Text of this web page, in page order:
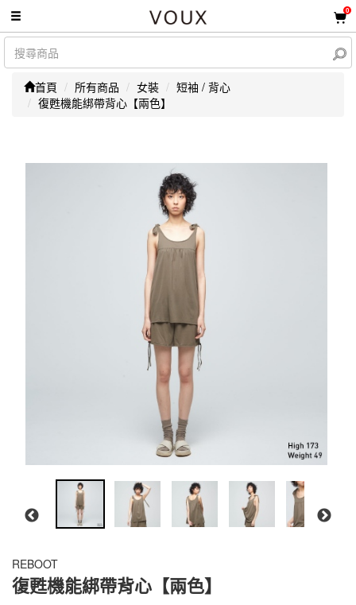
0
首頁 所有商品 女裝
短袖 / 背心
復甦機能綁帶背心【兩色】
REBOOT
復甦機能綁帶背心【兩色】